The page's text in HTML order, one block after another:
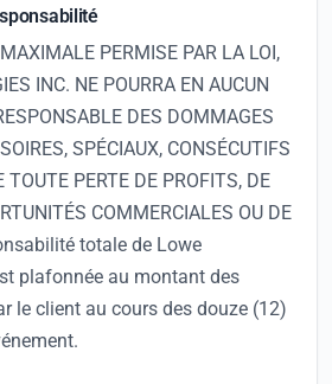
PERMISE PAR LA LOI,
INC. NE POURRA EN AUCUN
DES DOMMAGES
SPÉCIAUX, CONSÉCUTIFS
TOUTE PERTE DE PROFITS, DE
COMMERCIALES OU DE
totale de Lowe
plafonnée au montant des
le client au cours des douze (12)